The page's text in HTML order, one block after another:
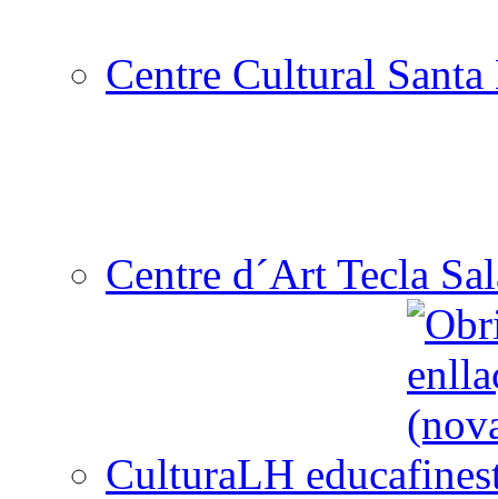
Centre Cultural
Centre d´Art Tecla
CulturaLH educa